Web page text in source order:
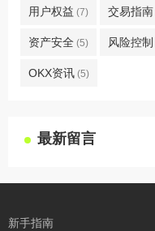
用户权益 (7) 交易指南
资产安全 (5) 风险控制
OKX资讯 (5)
最新留言
新手指南